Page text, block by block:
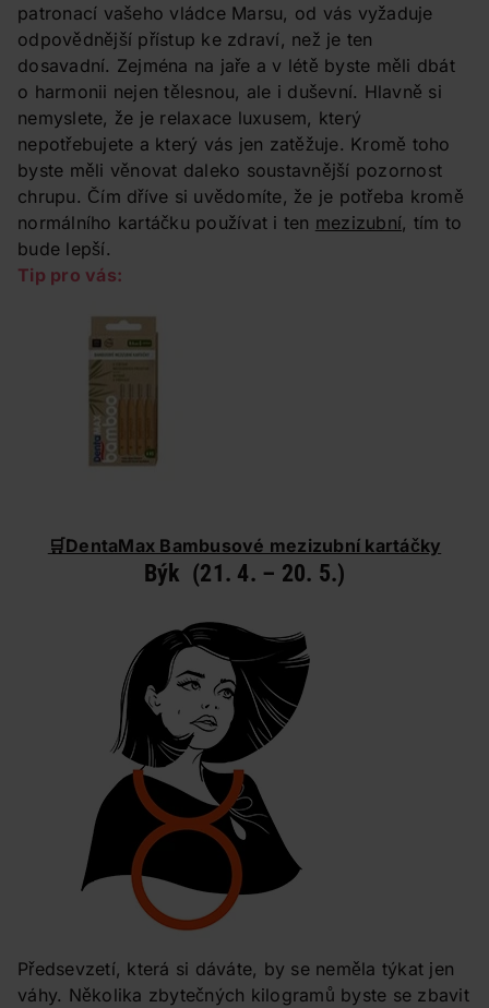
patronací vašeho vládce Marsu, od vás vyžaduje
odpovědnější přístup ke zdraví, než je ten
dosavadní. Zejména na jaře a v létě byste měli dbát
o harmonii nejen tělesnou, ale i duševní. Hlavně si
nemyslete, že je relaxace luxusem, který
nepotřebujete a který vás jen zatěžuje. Kromě toho
byste měli věnovat daleko soustavnější pozornost
chrupu. Čím dříve si uvědomíte, že je potřeba kromě
normálního kartáčku používat i ten mezizubní, tím to
bude lepší.
Tip pro vás:
🛒DentaMax Bambusové mezizubní kartáčky
Býk (21. 4. – 20. 5.)
Předsevzetí, která si dáváte, by se neměla týkat jen
váhy. Několika zbytečných kilogramů byste se zbavit